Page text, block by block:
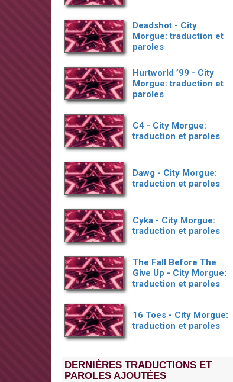
Deadshot - City
Morgue: traduction et
paroles
Hurtworld ’99 - City
Morgue: traduction et
paroles
C4 - City Morgue:
traduction et paroles
Dawg - City Morgue:
traduction et paroles
Cyka - City Morgue:
traduction et paroles
The Fall Before The
Give Up - City Morgue:
traduction et paroles
16 Toes - City Morgue:
traduction et paroles
DERNIÈRES TRADUCTIONS ET
PAROLES AJOUTÉES